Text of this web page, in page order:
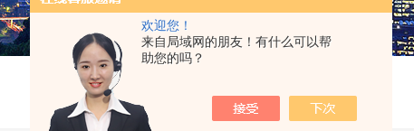
欢迎您！
来自局域网的朋友！有什么可以帮
助您的吗？